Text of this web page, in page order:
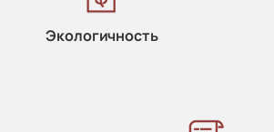
Экологичность